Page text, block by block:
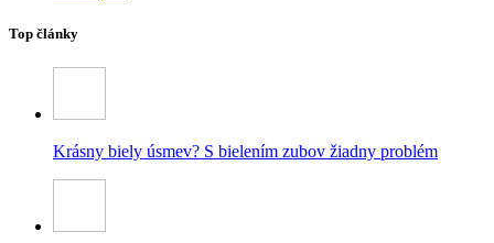
Top články
Krásny biely úsmev? S bielením zubov žiadny problém